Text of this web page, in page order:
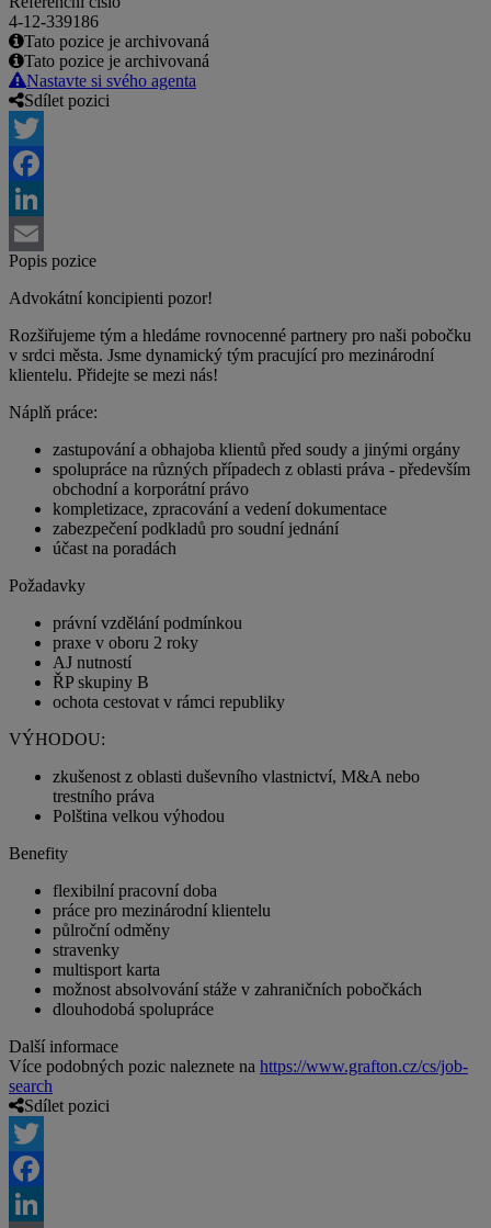
4-12-339186
Tato pozice je archivovaná
Tato pozice je archivovaná
Nastavte si svého agenta
Sdílet pozici
Twitter
Facebook
LinkedIn
Email
Popis pozice
Advokátní koncipienti pozor!
Rozšiřujeme tým a hledáme rovnocenné partnery pro naši pobočku
v srdci města. Jsme dynamický tým pracující pro mezinárodní
klientelu. Přidejte se mezi nás!
Náplň práce:
zastupování a obhajoba klientů před soudy a jinými orgány
spolupráce na různých případech z oblasti práva - především
obchodní a korporátní právo
kompletizace, zpracování a vedení dokumentace
zabezpečení podkladů pro soudní jednání
účast na poradách
Požadavky
právní vzdělání podmínkou
praxe v oboru 2 roky
AJ nutností
ŘP skupiny B
ochota cestovat v rámci republiky
VÝHODOU:
zkušenost z oblasti duševního vlastnictví, M&A nebo
trestního práva
Polština velkou výhodou
Benefity
flexibilní pracovní doba
práce pro mezinárodní klientelu
půlroční odměny
stravenky
multisport karta
možnost absolvování stáže v zahraničních pobočkách
dlouhodobá spolupráce
Další informace
Více podobných pozic naleznete na https://www.grafton.cz/cs/job-
search
Sdílet pozici
Twitter
Facebook